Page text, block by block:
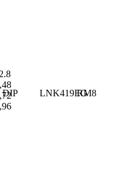
DIP LNK419EGRM8